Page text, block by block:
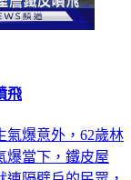
飛
氣爆意外，62歲林
爆當下，鐵皮屋